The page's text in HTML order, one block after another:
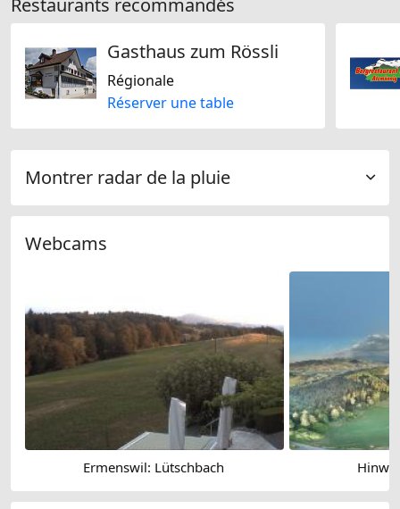
Restaurants recommandés
Gasthaus zum Rössli
Régionale
Réserver une table
Montrer radar de la pluie
Webcams
Ermenswil: Lütschbach